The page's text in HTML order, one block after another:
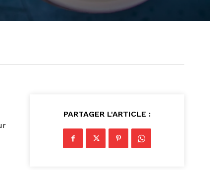
PARTAGER L'ARTICLE :